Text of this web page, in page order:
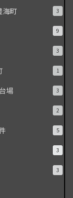
海町 3
9
3
1
場 3
2
5
3
3